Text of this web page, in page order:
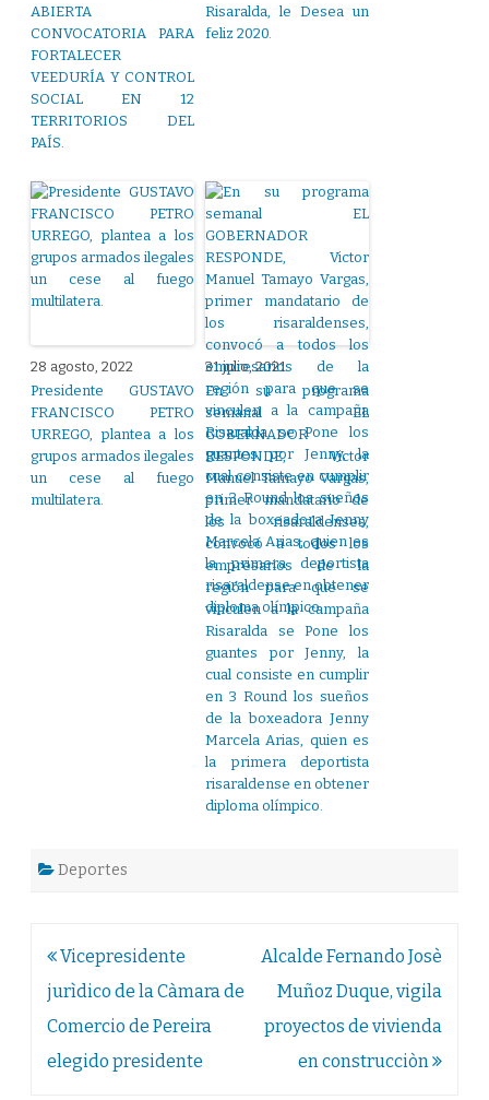
ABIERTA
CONVOCATORIA PARA
FORTALECER
VEEDURÍA Y CONTROL
SOCIAL EN 12
TERRITORIOS DEL
PAÍS.
Risaralda, le Desea un
feliz 2020.
28 agosto, 2022
Presidente GUSTAVO
FRANCISCO PETRO
URREGO, plantea a los
grupos armados ilegales
un cese al fuego
multilatera.
31 julio, 2021
En su programa
semanal EL
GOBERNADOR
RESPONDE, Victor
Manuel Tamayo Vargas,
primer mandatario de
los risaraldenses,
convocó a todos los
empresarios de la
región para que se
vinculen a la campaña
Risaralda se Pone los
guantes por Jenny, la
cual consiste en cumplir
en 3 Round los sueños
de la boxeadora Jenny
Marcela Arias, quien es
la primera deportista
risaraldense en obtener
diploma olímpico.
Deportes
Navegación
de
entradas
Vicepresidente
jurìdico de la Càmara de
Comercio de Pereira
elegido presidente
Alcalde Fernando Josè
Muñoz Duque, vigila
proyectos de vivienda
en construcciòn